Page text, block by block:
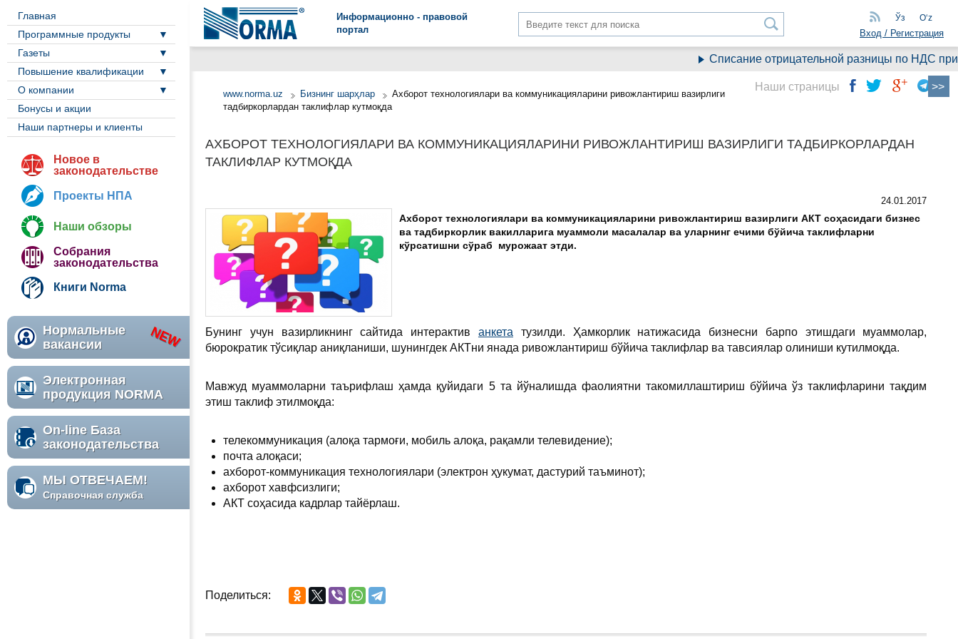
Информационно - правовой
портал
Ўз Oʻz
Вход / Регистрация
Главная
Программные продукты
Газеты
Повышение квалификации
О компании
Бонусы и акции
Наши партнеры и клиенты
Новое в
законодательстве
Проекты НПА
Наши обзоры
Собрания
законодательства
Книги Norma
Нормальные
вакансии
Электронная
продукция NORMA
On-line База
законодательства
МЫ ОТВЕЧАЕМ!
Справочная служба
Списание отрицательной разницы по НДС при
www.norma.uz Бизнинг шарҳлар
Ахборот технологиялари ва коммуникацияларини ривожлантириш вазирлиги
тадбиркорлардан таклифлар кутмоқда
АХБОРОТ ТЕХНОЛОГИЯЛАРИ ВА КОММУНИКАЦИЯЛАРИНИ РИВОЖЛАНТИРИШ ВАЗИРЛИГИ ТАДБИРКОРЛАРДАН
ТАКЛИФЛАР КУТМОҚДА
24.01.2017
Ахборот технологиялари ва коммуникацияларини ривожлантириш вазирлиги АКТ соҳасидаги бизнес
ва тадбиркорлик вакилларига муаммоли масалалар ва уларнинг ечими бўйича таклифларни
кўрсатишни сўраб мурожаат этди.
Бунинг учун вазирликнинг сайтида интерактив анкета тузилди. Ҳамкорлик натижасида бизнесни барпо этишдаги муаммолар,
бюрократик тўсиқлар аниқланиши, шунингдек АКТни янада ривожлантириш бўйича таклифлар ва тавсиялар олиниши кутилмоқда.
Мавжуд муаммоларни таърифлаш ҳамда қуйидаги 5 та йўналишда фаолиятни такомиллаштириш бўйича ўз таклифларини тақдим
этиш таклиф этилмоқда:
телекоммуникация (алоқа тармоғи, мобиль алоқа, рақамли телевидение);
почта алоқаси;
ахборот-коммуникация технологиялари (электрон ҳукумат, дастурий таъминот);
ахборот хавфсизлиги;
АКТ соҳасида кадрлар тайёрлаш.
Поделиться:
Наши страницы